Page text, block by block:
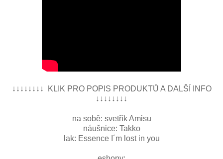
↓↓↓↓↓↓↓↓ KLIK PRO POPIS PRODUKTŮ A DALŠÍ INFO
↓↓↓↓↓↓↓↓
na sobě: svetřík Amisu
náušnice: Takko
lak: Essence I´m lost in you